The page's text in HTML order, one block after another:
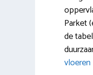
Parket
de